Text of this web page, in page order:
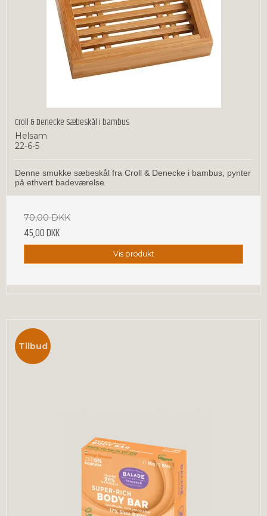
Croll & Denecke Sæbeskål i bambus
Helsam
22-6-5
Denne smukke sæbeskål fra Croll & Denecke i bambus, pynter
på ethvert badeværelse.
70,00 DKK
45,00 DKK
Vis produkt
Tilbud